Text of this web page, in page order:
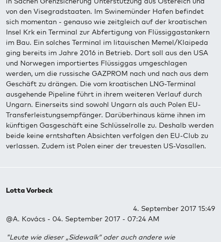
von den Visegradstaaten. Im Swinemünder Hafen befindet
sich momentan - genauso wie zeitgleich auf der kroatischen
Insel Krk ein Terminal zur Abfertigung von Flüssiggastankern
im Bau. Ein solches Terminal im litauischen Memel/Klaipeda
ging bereits im Jahre 2016 in Betrieb. Dort soll aus den USA
und Norwegen importiertes Flüssiggas umgeschlagen
werden, um die russische GAZPROM nach und nach aus dem
Geschäft zu drängen. Die vom kroatischen LNG-Terminal
ausgehende Pipeline führt in ihrem weiteren Verlauf durch
Ungarn. Einerseits sind sowohl Ungarn als auch Polen EU-
Transferleistungsempfänger. Darüberhinaus käme ihnen im
künftigen Gasgeschäft eine Schlüsselrolle zu. Deshalb werden
beide keine erntshaften Absichten verfolgen den EU-Club zu
verlassen. Zudem ist Polen einer der treuesten US-Vasallen.
Lotta Vorbeck
4. September 2017 15:49
@A. Kovács - 04. September 2017 - 07:24 AM
"Leute wie dieser „Sidewalk“ oder auch andere wie